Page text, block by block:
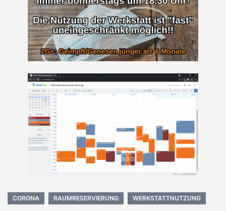
CORONA RAUMRESERVIERUNG WERKSTATTNUTZUNG